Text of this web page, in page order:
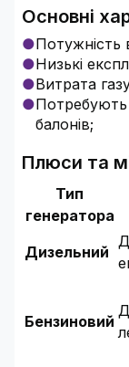
Основні
Потужність
Низькі
Витрата
Потребують
балонів;
Плюси та
Тип
генератора
Дизельний
Бензиновий